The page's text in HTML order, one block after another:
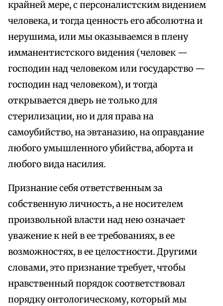
крайней мере, с персоналистским видением
человека, и тогда ценность его абсолютна и
нерушима, или мы оказываемся в плену
имманентистского видения (человек —
господин над человеком или государство —
господин над человеком), и тогда
открывается дверь не только для
стерилизации, но и для права на
самоубийство, на эвтаназию, на оправдание
любого умышленного убийства, аборта и
любого вида насилия.
Признание себя ответственным за
собственную личность, а не носителем
произвольной власти над нею означает
уважение к ней в ее требованиях, в ее
возможностях, в ее целостности. Другими
словами, это признание требует, чтобы
нравственный порядок соответствовал
порядку онтологическому, который мы